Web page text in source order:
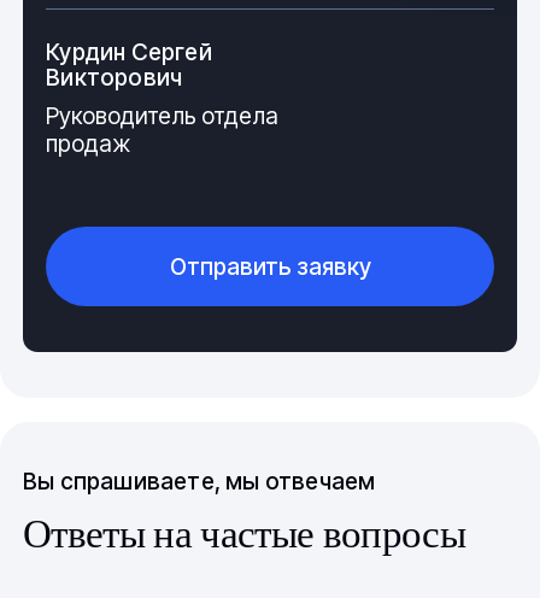
маркировкой. На круг с большим диаметром
наносится клеймо или маркировка краской, может
клеиться этикетка с маркировкой.
Характеристики
Изготавливается из сплава, устойчивого к
воздействию влаги, к появлению ржавчины.
температурах. Детали из круга можно
Изделию свойственна электропроводимость.
Курдин Сергей
Викторович
Руководитель отдела
продаж
Отправить заявку
Вы спрашиваете, мы отвечаем
Ответы на частые вопросы